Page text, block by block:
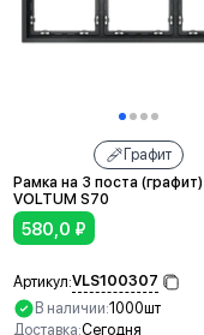
Графит
Рамка на 3 поста (графит)
VOLTUM S70
580,0 ₽
Артикул:VLS100307
В наличии:1000шт
Доставка:Сегодня